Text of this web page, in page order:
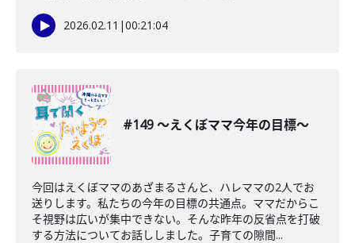
2026.02.11 |00:21:04
#149 〜えくぼママ今年の目標〜
今回はえくぼママのあざまるさんと、ハレママの2人でお
送りします。私たちの今年の目標の共通点。ママだからこ
そ視野は広いが集中できない。そんな昨年の反省点を打破
する方法についてお話ししました。子育ての隙間...